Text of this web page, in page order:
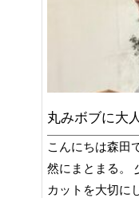
丸みボブに大
こんにちは森田
然にまとまる。
カットを大切に